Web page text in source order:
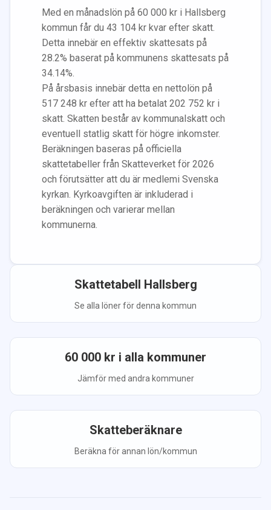
Med en månadslön på 60 000 kr i Hallsberg
kommun får du 43 104 kr kvar efter skatt.
Detta innebär en effektiv skattesats på
28.2% baserat på kommunens skattesats på
34.14%.
På årsbasis innebär detta en nettolön på
517 248 kr efter att ha betalat 202 752 kr i
skatt. Skatten består av kommunalskatt och
eventuell statlig skatt för högre inkomster.
Beräkningen baseras på officiella
skattetabeller från Skatteverket för 2026
och förutsätter att du är medlemi Svenska
kyrkan. Kyrkoavgiften är inkluderad i
beräkningen och varierar mellan
kommunerna.
Skattetabell Hallsberg
Se alla löner för denna kommun
60 000 kr i alla kommuner
Jämför med andra kommuner
Skatteberäknare
Beräkna för annan lön/kommun